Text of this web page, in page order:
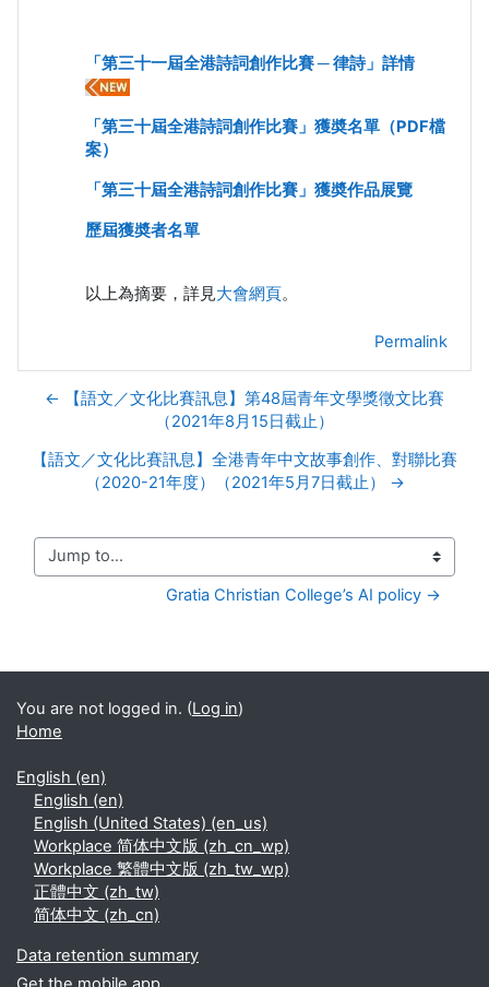
「第三十一屆全港詩詞創作比賽 ─ 律詩」詳情
「第三十屆全港詩詞創作比賽」獲奬名單（PDF檔
案）
「第三十屆全港詩詞創作比賽」獲奬作品展覽
歷屆獲奬者名單
以上為摘要，詳見大會網頁。
Permalink
← 【語文／文化比賽訊息】第48屆青年文學獎徵文比賽
（2021年8月15日截止）
【語文／文化比賽訊息】全港青年中文故事創作、對聯比賽
（2020-21年度）（2021年5月7日截止） →
Jump to...
Gratia Christian College’s AI policy →
You are not logged in. (Log in)
Home
English ‎(en)‎
English ‎(en)‎
English (United States) ‎(en_us)‎
Workplace 简体中文版 ‎(zh_cn_wp)‎
Workplace 繁體中文版 ‎(zh_tw_wp)‎
正體中文 ‎(zh_tw)‎
简体中文 ‎(zh_cn)‎
Data retention summary